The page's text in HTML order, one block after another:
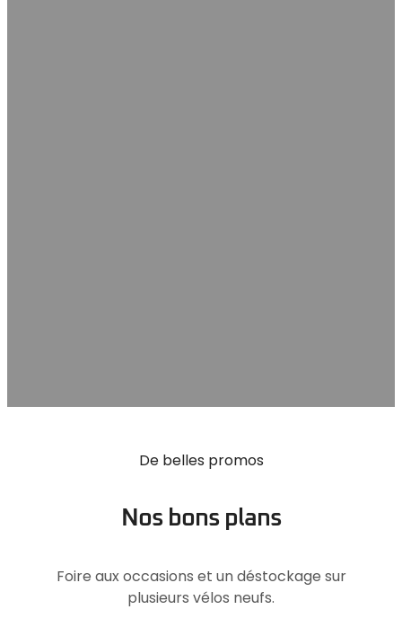
De belles promos
Nos bons plans
Foire aux occasions et un déstockage sur
plusieurs vélos neufs.